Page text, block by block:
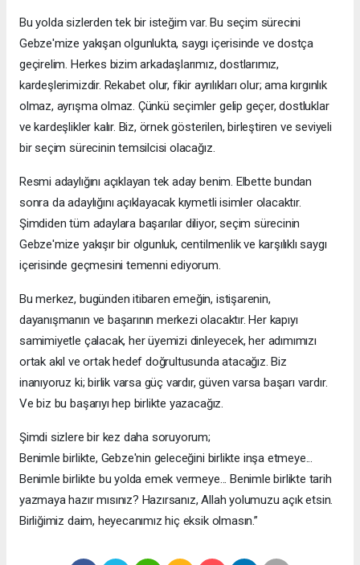
Bu yolda sizlerden tek bir isteğim var. Bu seçim sürecini
Gebze'mize yakışan olgunlukta, saygı içerisinde ve dostça
geçirelim. Herkes bizim arkadaşlarımız, dostlarımız,
kardeşlerimizdir. Rekabet olur, fikir ayrılıkları olur; ama kırgınlık
olmaz, ayrışma olmaz. Çünkü seçimler gelip geçer, dostluklar
ve kardeşlikler kalır. Biz, örnek gösterilen, birleştiren ve seviyeli
bir seçim sürecinin temsilcisi olacağız.
Resmi adaylığını açıklayan tek aday benim. Elbette bundan
sonra da adaylığını açıklayacak kıymetli isimler olacaktır.
Şimdiden tüm adaylara başarılar diliyor, seçim sürecinin
Gebze'mize yakışır bir olgunluk, centilmenlik ve karşılıklı saygı
içerisinde geçmesini temenni ediyorum.
Bu merkez, bugünden itibaren emeğin, istişarenin,
dayanışmanın ve başarının merkezi olacaktır. Her kapıyı
samimiyetle çalacak, her üyemizi dinleyecek, her adımımızı
ortak akıl ve ortak hedef doğrultusunda atacağız. Biz
inanıyoruz ki; birlik varsa güç vardır, güven varsa başarı vardır.
Ve biz bu başarıyı hep birlikte yazacağız.
Şimdi sizlere bir kez daha soruyorum;
Benimle birlikte, Gebze'nin geleceğini birlikte inşa etmeye...
Benimle birlikte bu yolda emek vermeye... Benimle birlikte tarih
yazmaya hazır mısınız? Hazırsanız, Allah yolumuzu açık etsin.
Birliğimiz daim, heyecanımız hiç eksik olmasın.”